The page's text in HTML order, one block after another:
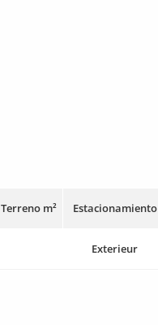
Terreno m² Estacionamiento
Exterieur